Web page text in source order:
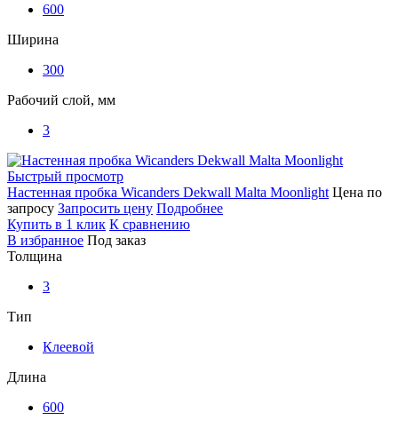
600
Ширина
300
Рабочий слой, мм
3
Быстрый просмотр
Настенная пробка Wicanders Dekwall Malta Moonlight Цена по
запросу Запросить цену Подробнее
Купить в 1 клик К сравнению
В избранное Под заказ
Толщина
3
Тип
Клеевой
Длина
600